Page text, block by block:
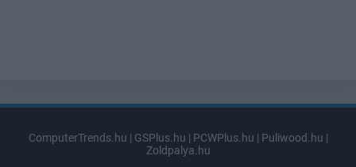
ComputerTrends.hu | GSPlus.hu | PCWPlus.hu | Puliwood.hu |
Zoldpalya.hu